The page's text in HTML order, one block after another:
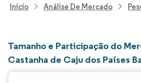
Início Análise De Mercado
Tamanho e Participação do
Castanha de Caju dos Países